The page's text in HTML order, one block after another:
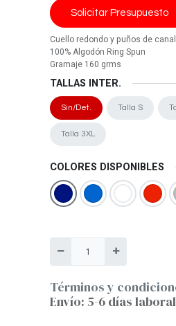
Solicitar Presupuesto
Cuello redondo y puños de
100% Algodón Ring Spun
Gramaje 160 grms
TALLAS INTER.
Sin/Det. Talla S
Talla 3XL
COLORES DISPONIBLES
Términos y
Envío: 5-6 días